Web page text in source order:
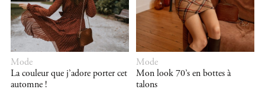
Mode
La couleur que j’adore porter cet
automne !
Mode
Mon look 70’s en bottes à
talons